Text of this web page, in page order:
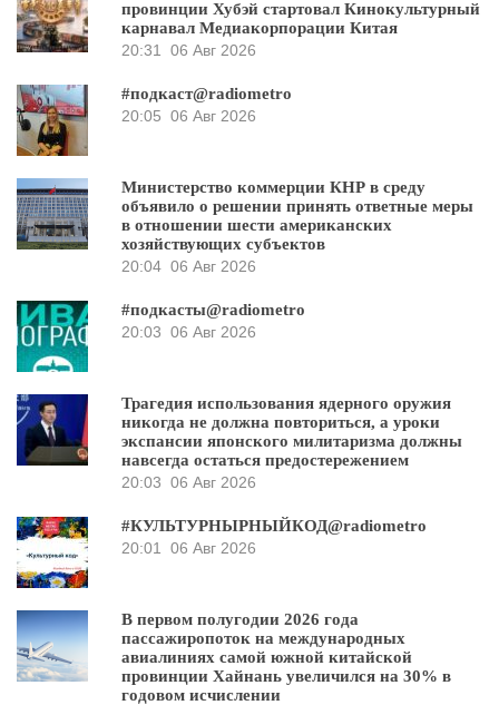
провинции Хубэй стартовал Кинокультурный
карнавал Медиакорпорации Китая
20:31
06 Авг 2026
#подкаст@radiometro
20:05 06 Авг 2026
Министерство коммерции КНР в среду
объявило о решении принять ответные меры
в отношении шести американских
хозяйствующих субъектов
20:04 06 Авг 2026
#подкасты@radiometro
20:03 06 Авг 2026
Трагедия использования ядерного оружия
никогда не должна повториться, а уроки
экспансии японского милитаризма должны
навсегда остаться предостережением
20:03 06 Авг 2026
#КУЛЬТУРНЫРНЫЙКОД@radiometro
20:01
06 Авг 2026
В первом полугодии 2026 года
пассажиропоток на международных
авиалиниях самой южной китайской
провинции Хайнань увеличился на 30% в
годовом исчислении